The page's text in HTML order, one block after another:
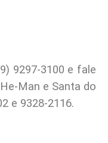
9297-3100 e fale
Man e Santa do
e 9328-2116.